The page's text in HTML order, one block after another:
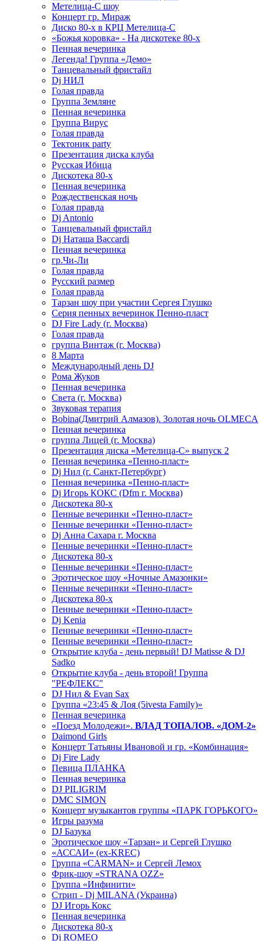
Метелица-С шоу
Концерт гр. Мираж
Диско 80-х в КРЦ Метелица-С
«Божья коровка» - На дискотеке 80-х
Пенная вечеринка
Легенда! Группа «Демо»
Танцевальный фристайл
Dj НИЛ
Голая правда
Группа Земляне
Пенная вечеринка
Группа Вирус
Голая правда
Тектоник party
Презентация диска клуба
Русская Ибица
Дискотека 80-х
Пенная вечеринка
Рождественская ночь
Голая правда
Dj Antonio
Танцевальный фристайл
Dj Наташа Baccardi
Пенная вечеринка
гр.Чи-Ли
Голая правда
Русский размер
Голая правда
Тарзан шоу при участии Сергея Глушко
Серия пенных вечеринок Пенно-пласт
DJ Fire Lady (г. Москва)
Голая правда
группа Винтаж (г. Москва)
8 Марта
Международный день DJ
Рома Жуков
Пенная вечеринка
Света (г. Москва)
Звуковая терапия
Bobina(Дмитрий Алмазов). Золотая ночь OLMECA
Пенная вечеринка
группа Лицей (г. Москва)
Презентация диска «Метелица-С» выпуск 2
Пенная вечеринка «Пенно-пласт»
Dj Нил (г. Санкт-Петербург)
Пенная вечеринка «Пенно-пласт»
Dj Игорь КОКС (Dfm г. Москва)
Дискотека 80-х
Пенные вечеринки «Пенно-пласт»
Пенные вечеринки «Пенно-пласт»
Dj Анна Сахара г. Москва
Пенные вечеринки «Пенно-пласт»
Дискотека 80-х
Пенные вечеринки «Пенно-пласт»
Эротическое шоу «Ночные Амазонки»
Пенные вечеринки «Пенно-пласт»
Дискотека 80-х
Пенные вечеринки «Пенно-пласт»
Dj Kenia
Пенные вечеринки «Пенно-пласт»
Пенные вечеринки «Пенно-пласт»
Открытие клуба - день первый! DJ Matisse & DJ
Sadko
Открытие клуба - день второй! Группа
"РЕФЛЕКС"
DJ Нил & Evan Sax
Группа «23:45 & Лоя (5ivesta Family)»
Пенная вечеринка
«Поезд Молодежи». ВЛАД ТОПАЛОВ. «ДОМ-2»
Daimond Girls
Концерт Татьяны Ивановой и гр. «Комбинация»
Dj Fire Lady
Певица ПЛАНКА
Пенная вечеринка
DJ PILIGRIM
DMC SIMON
Концерт музыкантов группы «ПАРК ГОРЬКОГО»
Игры разума
DJ Базука
Эротическое шоу «Тарзан» и Сергей Глушко
«АССАИ» (ex-KREC)
Группа «CARMAN» и Сергей Лемох
Фрик-шоу «STRANA OZZ»
Группа «Инфинити»
Стрип - Dj MILANA (Украина)
DJ Игорь Кокс
Пенная вечеринка
Дискотека 80-х
Dj ROMEO